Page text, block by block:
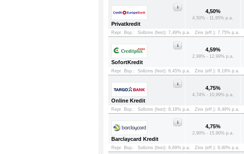
Privatkredit
4,50%
4,50% - 11,95% p.a.
Repr. Bsp.: Sollzins (fest): 7,49% p.a. Zins (eff.): 7,75% p.a.
SofortKredit
4,59%
2,99% - 12,99% p.a.
Repr. Bsp.: Sollzins (fest): 6,45% p.a. Zins (eff.): 8,19% p.a.
Online Kredit
4,75%
4,74% - 10,99% p.a.
Repr. Bsp.: Sollzins (fest): 8,18% p.a. Zins (eff.): 8,49% p.a.
Barclaycard Kredit
4,75%
2,90% - 15,90% p.a.
Repr. Bsp.: Sollzins (fest): 6,69% p.a. Zins (eff.): 6,90% p.a.